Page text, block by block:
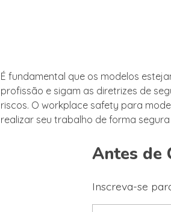
É fundamental que os modelos
profissão e sigam as diretrizes de
riscos. O workplace safety para
realizar seu trabalho de forma segura
Antes de
Inscreva-se